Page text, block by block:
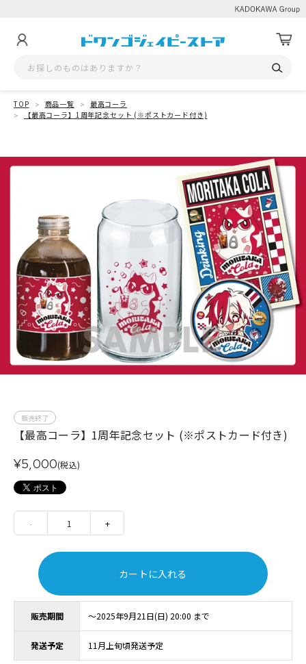
TOP 商品一覧
最高コーラ
【最高コーラ】1周年記念セット (※ポストカード付き)
販売期間 ～2025年9月21日(日) 20:00 まで
発送予定 11月上旬頃発送予定
販売終了
【最高コーラ】1周年記念セット (※ポストカード付き)
¥5,000(税込)
- 1 +
カートに入れる